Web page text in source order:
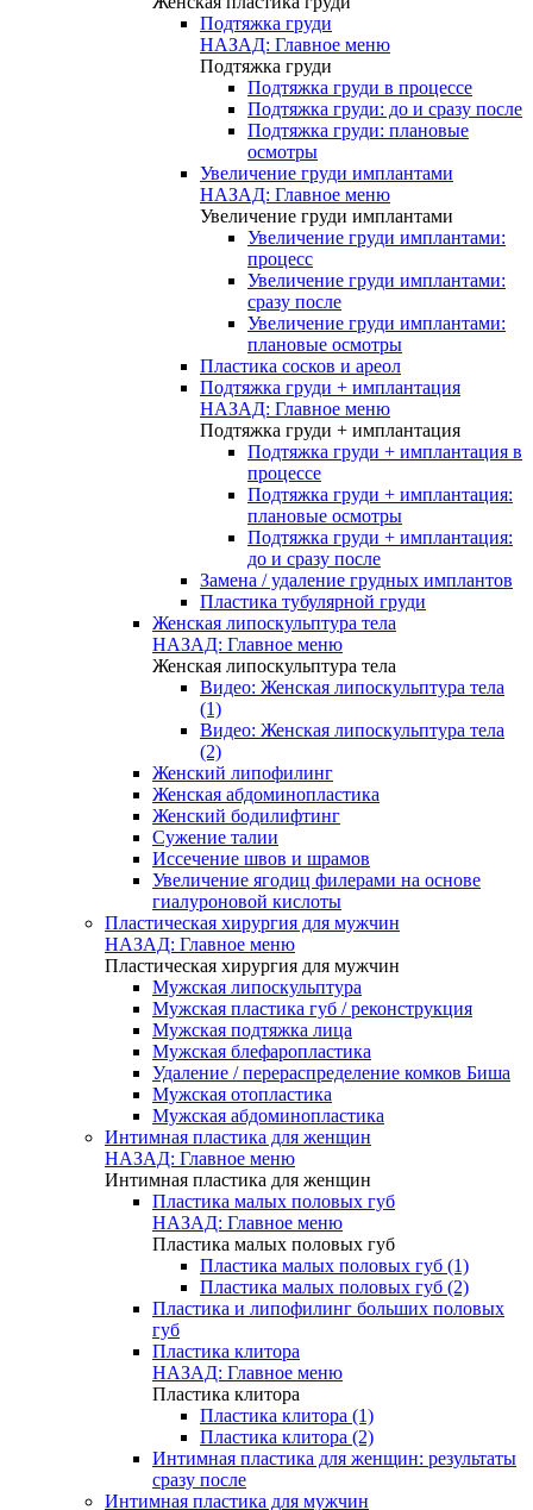
Подтяжка груди
НАЗАД: Главное меню
Подтяжка груди
Подтяжка груди в процессе
Подтяжка груди: до и сразу после
Подтяжка груди: плановые
осмотры
Увеличение груди имплантами
НАЗАД: Главное меню
Увеличение груди имплантами
Увеличение груди имплантами:
процесс
Увеличение груди имплантами:
сразу после
Увеличение груди имплантами:
плановые осмотры
Пластика сосков и ареол
Подтяжка груди + имплантация
НАЗАД: Главное меню
Подтяжка груди + имплантация
Подтяжка груди + имплантация в
процессе
Подтяжка груди + имплантация:
плановые осмотры
Подтяжка груди + имплантация:
до и сразу после
Замена / удаление грудных имплантов
Пластика тубулярной груди
Женская липоскульптура тела
НАЗАД: Главное меню
Женская липоскульптура тела
Видео: Женская липоскульптура тела
(1)
Видео: Женская липоскульптура тела
(2)
Женский липофилинг
Женская абдоминопластика
Женский бодилифтинг
Сужение талии
Иссечение швов и шрамов
Увеличение ягодиц филерами на основе
гиалуроновой кислоты
Пластическая хирургия для мужчин
НАЗАД: Главное меню
Пластическая хирургия для мужчин
Мужская липоскульптура
Мужская пластика губ / реконструкция
Мужская подтяжка лица
Мужская блефаропластика
Удаление / перераспределение комков Биша
Мужская отопластика
Мужская абдоминопластика
Интимная пластика для женщин
НАЗАД: Главное меню
Интимная пластика для женщин
Пластика малых половых губ
НАЗАД: Главное меню
Пластика малых половых губ
Пластика малых половых губ (1)
Пластика малых половых губ (2)
Пластика и липофилинг больших половых
губ
Пластика клитора
НАЗАД: Главное меню
Пластика клитора
Пластика клитора (1)
Пластика клитора (2)
Интимная пластика для женщин: результаты
сразу после
Интимная пластика для мужчин